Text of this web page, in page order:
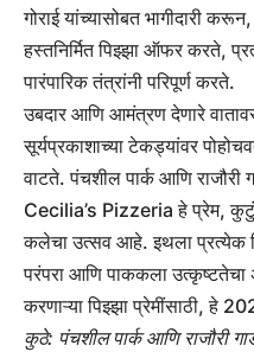
गोराई यांच्यासोबत भागीदारी
हस्तनिर्मित पिझ्झा ऑफर करते,
पारंपारिक तंत्रांनी परिपूर्ण करते.
उबदार आणि आमंत्रण देणारे
सूर्यप्रकाशाच्या टेकड्यांवर
वाटते. पंचशील पार्क आणि राजौरी
Cecilia’s Pizzeria हे प्रेम,
कलेचा उत्सव आहे. इथला प्रत्येक
परंपरा आणि पाककला
करणाऱ्या पिझ्झा प्रेमींसाठी, हे
कुठे: पंचशील पार्क आणि राजौरी